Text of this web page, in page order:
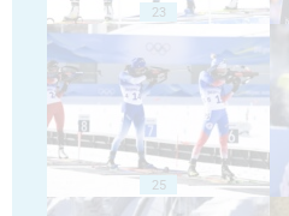
23
25